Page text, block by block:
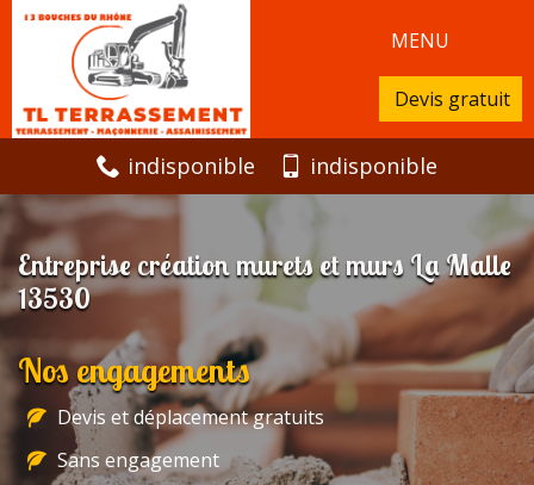
MENU
Devis gratuit
indisponible indisponible
Entreprise création murets et murs La Malle
13530
Nos engagements
Devis et déplacement gratuits
Sans engagement